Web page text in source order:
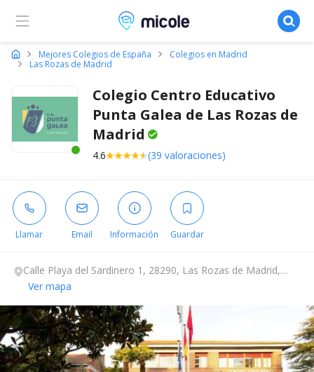
Micole, buscador de colegios
Mejores Colegios de España
Colegios en Madrid
Las Rozas de Madrid
Este centro ha estado online recientemente
Colegio Centro Educativo
Punta Galea de Las Rozas de
Madrid
4.6 (39 valoraciones)
Llamar Email Información Guardar
Calle Playa del Sardinero 1, 28290, Las Rozas de Madrid,
Madrid.
Ver mapa